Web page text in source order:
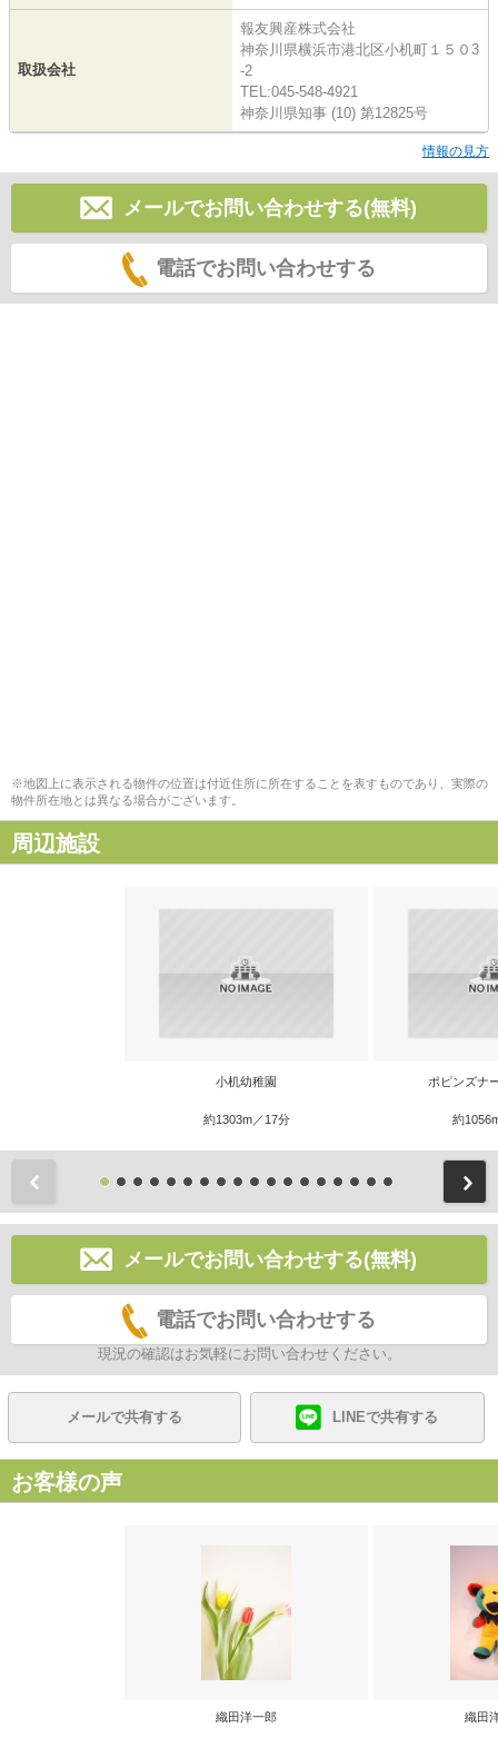
取扱会社
報友興産株式会社
神奈川県横浜市港北区小机町１５０3
-2
TEL:045-548-4921
神奈川県知事 (10) 第12825号
情報の見方
メールでお問い合わせする(無料)
電話でお問い合わせする
※地図上に表示される物件の位置は付近住所に所在することを表すものであり、実際の
物件所在地とは異なる場合がございます。
周辺施設
小机幼稚園
約1303m／17分
ポピンズナ
約
メールでお問い合わせする(無料)
電話でお問い合わせする
現況の確認はお気軽にお問い合わせください。
メールで共有する LINEで共有する
お客様の声
織田洋一郎 織田